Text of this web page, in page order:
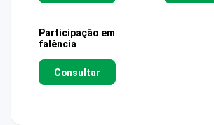
Participação em
falência
Consultar